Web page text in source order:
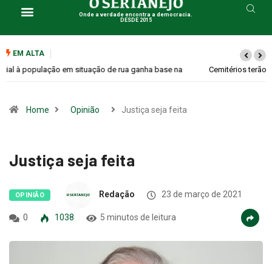
Onde a verdade encontra a democracia.
DESDE 2015
EM ALTA Cemitérios terão horário especial e missas no Dia dos Pais
0 5 minutos de leitura